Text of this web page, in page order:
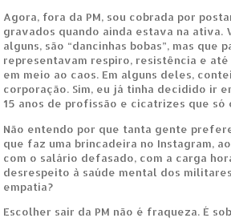
Agora, fora da PM, sou cobrada por
gravados quando ainda estava na ativa.
alguns, são “dancinhas bobas”, mas que
representavam respiro, resistência e
em meio ao caos. Em alguns deles,
corporação. Sim, eu já tinha decidido ir
15 anos de profissão e cicatrizes que só
Não entendo por que tanta gente
que faz uma brincadeira no Instagram,
com o salário defasado, com a carga
desrespeito à saúde mental dos
empatia?
Escolher sair da PM não é fraqueza. É